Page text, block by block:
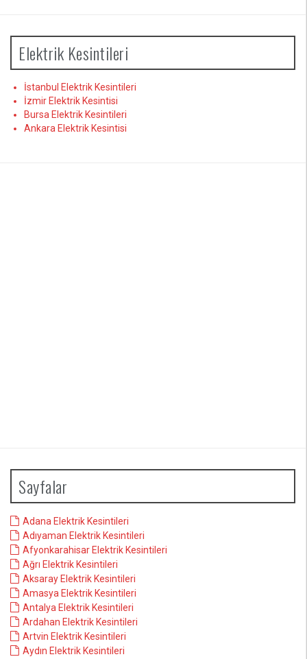
Elektrik Kesintileri
İstanbul Elektrik Kesintileri
İzmir Elektrik Kesintisi
Bursa Elektrik Kesintileri
Ankara Elektrik Kesintisi
Sayfalar
Adana Elektrik Kesintileri
Adıyaman Elektrik Kesintileri
Afyonkarahisar Elektrik Kesintileri
Ağrı Elektrik Kesintileri
Aksaray Elektrik Kesintileri
Amasya Elektrik Kesintileri
Antalya Elektrik Kesintileri
Ardahan Elektrik Kesintileri
Artvin Elektrik Kesintileri
Aydın Elektrik Kesintileri